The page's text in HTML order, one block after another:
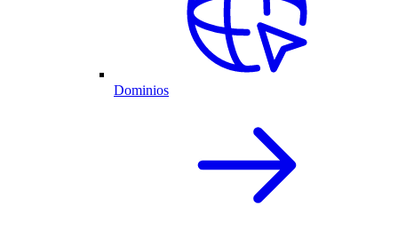
Dominios